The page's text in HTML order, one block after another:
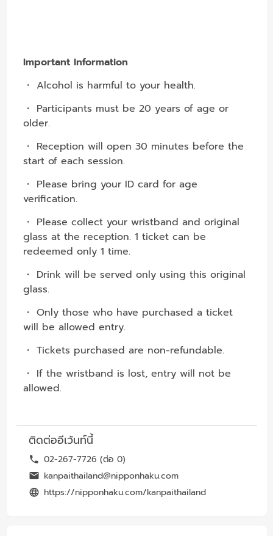
Important Information
・ Alcohol is harmful to your health.
・ Participants must be 20 years of age or
older.
・ Reception will open 30 minutes before the
start of each session.
・ Please bring your ID card for age
verification.
・ Please collect your wristband and original
glass at the reception. 1 ticket can be
redeemed only 1 time.
・ Drink will be served only using this original
glass.
・ Only those who have purchased a ticket
will be allowed entry.
・ Tickets purchased are non-refundable.
・ If the wristband is lost, entry will not be
allowed.
ติดต่ออีเว้นท์นี้
02-267-7726 (ต่อ 0)
kanpaithailand@nipponhaku.com
https://nipponhaku.com/kanpaithailand